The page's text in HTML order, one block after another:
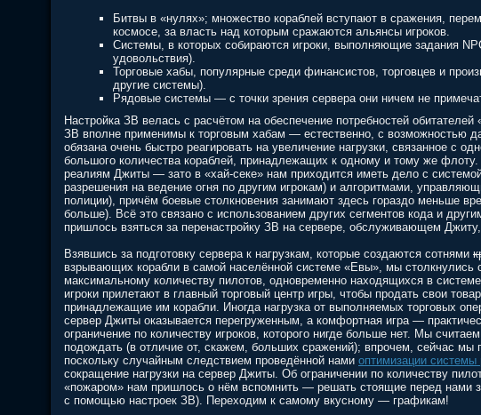
Битвы в «нулях»; множество кораблей вступают в сражения,
космосе, за власть над которым сражаются альянсы игроков.
Системы, в которых собираются игроки, выполняющие задания
удовольствия).
Торговые хабы, популярные среди финансистов, торговцев и
другие системы).
Рядовые системы — с точки зрения сервера они ничем не
Настройка ЗВ велась с расчётом на обеспечение потребностей
ЗВ вполне применимы к торговым хабам — естественно, с возможностью
обязана очень быстро реагировать на увеличение нагрузки, связанное с
большого количества кораблей, принадлежащих к одному и тому же
реалиям Джиты — зато в «хай-секе» нам приходится иметь дело с
разрешения на ведение огня по другим игрокам) и алгоритмами,
полиции), причём боевые столкновения занимают здесь гораздо меньше
больше). Всё это связано с использованием других сегментов кода и
пришлось взяться за перенастройку ЗВ на сервере, обслуживающем
Взявшись за подготовку сервера к нагрузкам, которые создаются сотнями
взрывающих корабли в самой населённой системе «Евы», мы столкнулись
максимальному количеству пилотов, одновременно находящихся в
игроки прилетают в главный торговый центр игры, чтобы продать свои
принадлежащие им корабли. Иногда нагрузка от выполняемых торговых
сервер Джиты оказывается перегруженным, а комфортная игра —
ограничение по количеству игроков, которого нигде больше нет. Мы
подождать (в отличие от, скажем, больших сражений); впрочем, сейчас мы
поскольку случайным следствием проведённой нами оптимизации
сокращение нагрузки на сервер Джиты. Об ограничении по количеству
«пожаром» нам пришлось о нём вспомнить — решать стоящие перед нами
с помощью настроек ЗВ). Переходим к самому вкусному — графикам!